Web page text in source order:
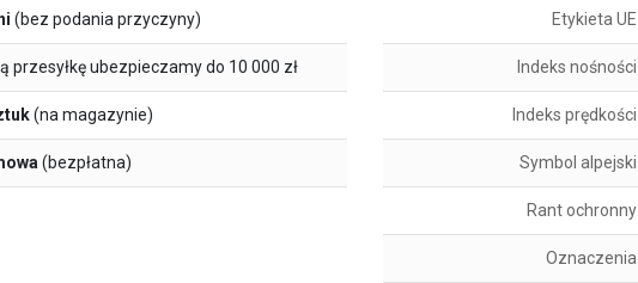
(bez podania przyczyny)
przesyłkę ubezpieczamy do 10 000 zł
(na magazynie)
(bezpłatna)
Etykieta UE
Indeks nośności
Indeks prędkości
Symbol alpejski
Rant ochronny
Oznaczenia